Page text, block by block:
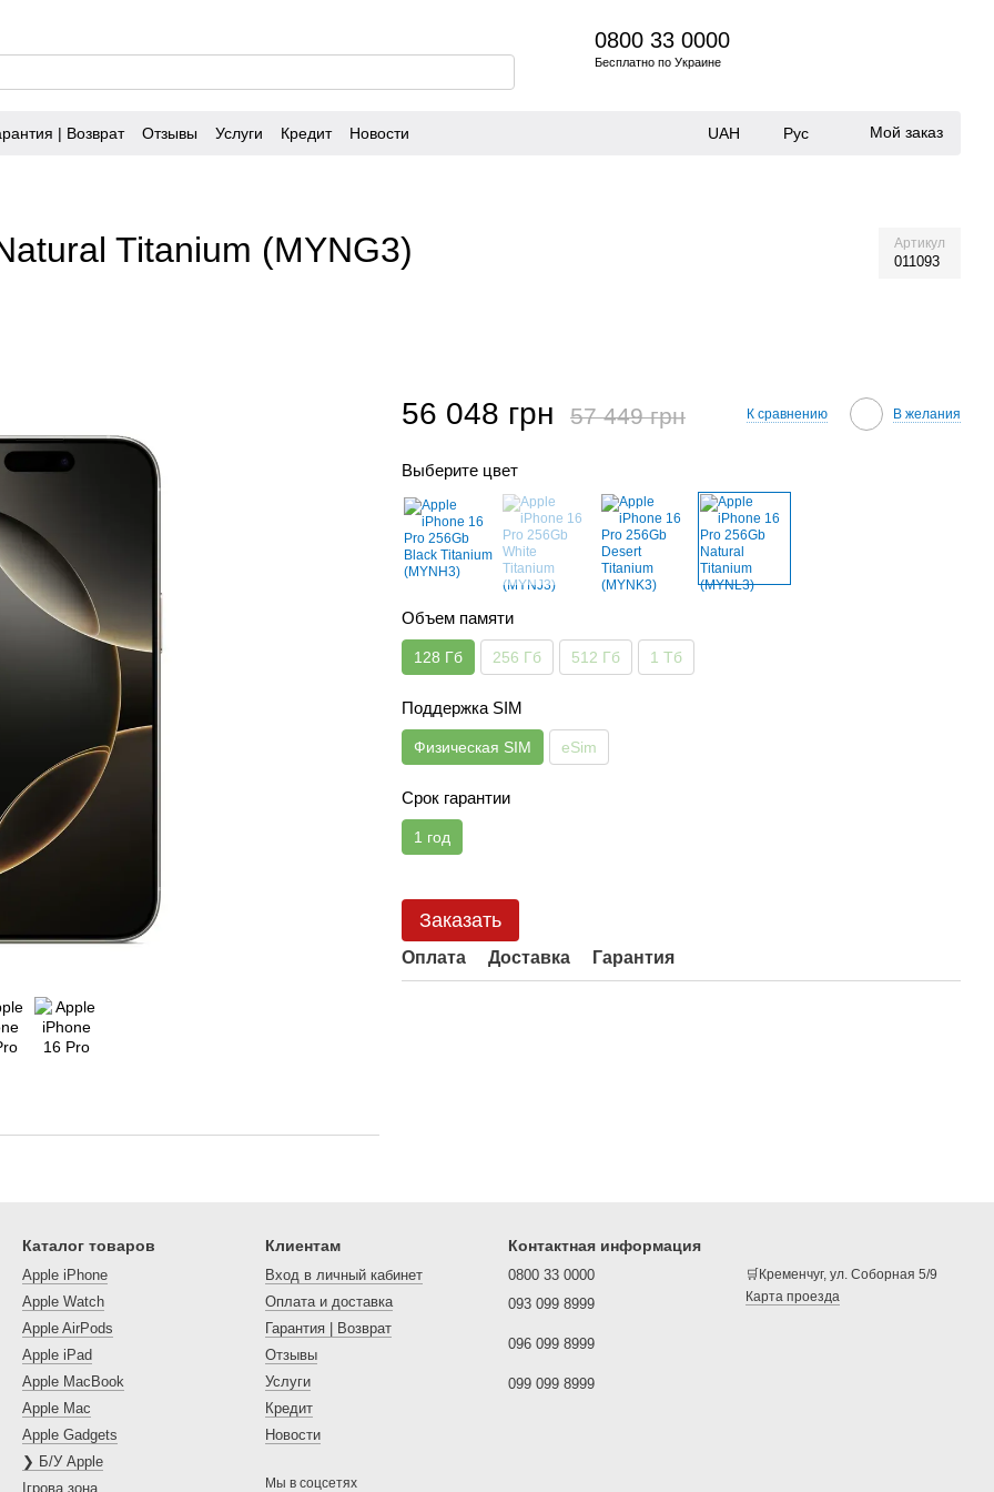
0800 33 0000
Бесплатно по Украине
| Возврат Отзывы Услуги Кредит Новости UAH Рус Мой заказ
Titanium (MYNG3) Артикул
011093
56 048 грн 57 449 грн К сравнению В желания
Выберите цвет
Объем памяти
128 Гб 256 Гб 512 Гб 1 Тб
Поддержка SIM
Физическая SIM eSim
Срок гарантии
1 год
Заказать
Оплата Доставка Гарантия
Каталог товаров
Apple iPhone
Apple Watch
Apple AirPods
Apple iPad
Apple MacBook
Apple Mac
Apple Gadgets
❯ Б/У Apple
Ігрова зона
Клиентам
Вход в личный кабинет
Оплата и доставка
Гарантия | Возврат
Отзывы
Услуги
Кредит
Новости
Мы в соцсетях
Контактная информация
0800 33 0000
093 099 8999
096 099 8999
099 099 8999
🛒Кременчуг, ул. Соборная 5/9
Карта проезда